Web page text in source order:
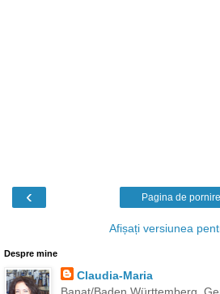
‹ Pagina de pornire
Afișați versiunea
Despre mine
Claudia-Maria
Banat/Baden Württemberg,